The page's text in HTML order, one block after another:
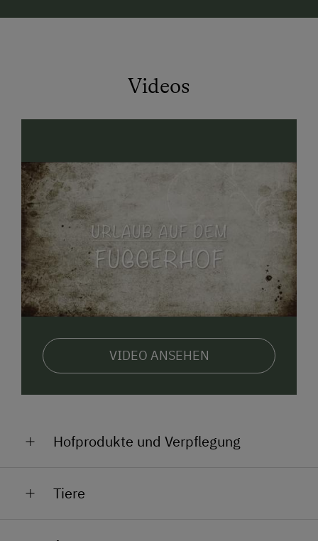
Videos
VIDEO ANSEHEN
Hofprodukte und Verpflegung
Tiere